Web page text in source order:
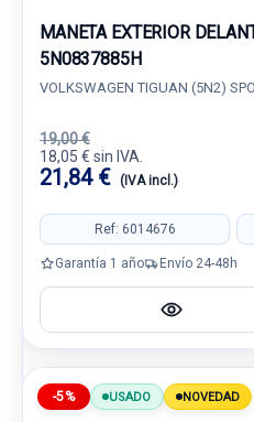
MANETA EXTERIOR
5N0837885H
VOLKSWAGEN TIGUAN (5N2)
19,00 €
18,05 € sin IVA.
21,84 € (IVA incl.)
Ref: 6014676
Garantía 1 año Envío 24-48h
-5% USADO NOVEDAD